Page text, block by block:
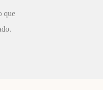
que